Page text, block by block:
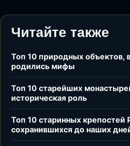
Читайте также
Топ 10 природных объектов,
родились мифы
Топ 10 старейших
историческая роль
Топ 10 старинных крепостей
сохранившихся до наших